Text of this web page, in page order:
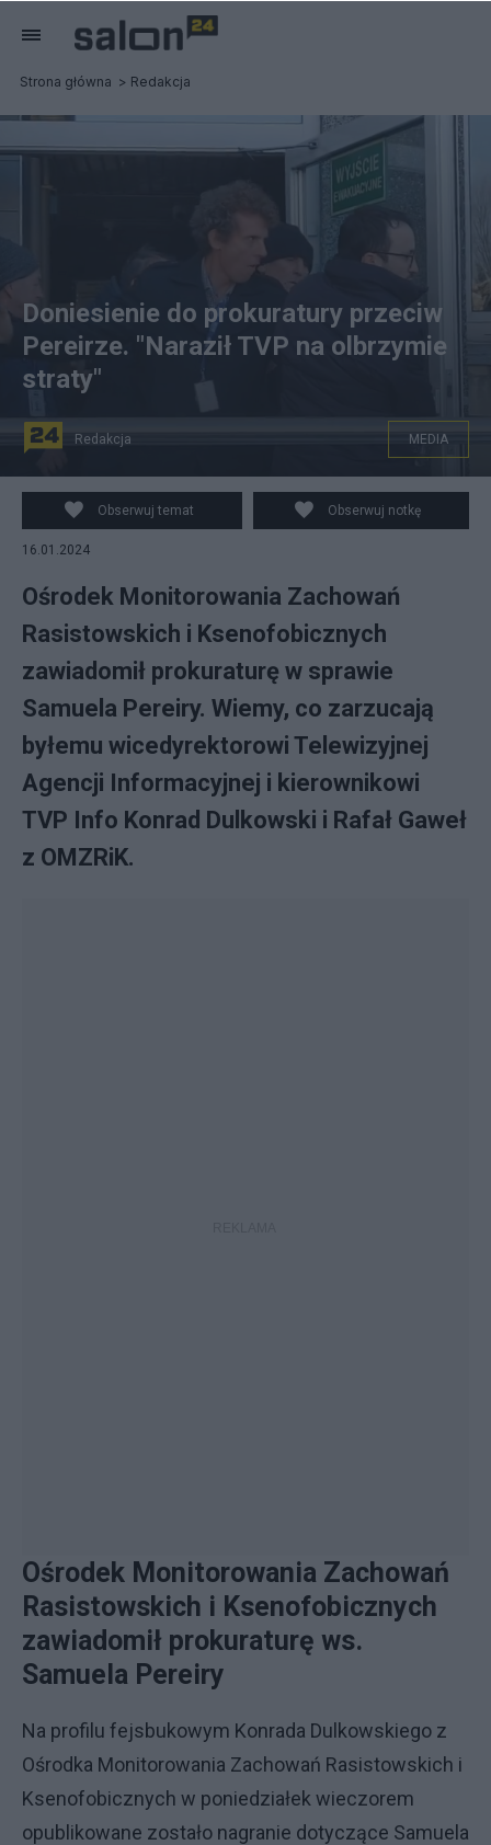
Strona główna Redakcja
Ośrodek Monitorowania Zachowań Rasistowskich i
Ksenofobicznych zawiadomił prokuraturę w sprawie
Samuela Pereiry. Screen: X
Doniesienie do prokuratury przeciw
Pereirze. "Naraził TVP na olbrzymie
straty"
Redakcja MEDIA
Obserwuj temat Obserwuj notkę
16.01.2024
Ośrodek Monitorowania Zachowań
Rasistowskich i Ksenofobicznych
zawiadomił prokuraturę w sprawie
Samuela Pereiry. Wiemy, co zarzucają
byłemu wicedyrektorowi Telewizyjnej
Agencji Informacyjnej i kierownikowi
TVP Info Konrad Dulkowski i Rafał Gaweł
z OMZRiK.
Ośrodek Monitorowania Zachowań
Rasistowskich i Ksenofobicznych
zawiadomił prokuraturę ws.
Samuela Pereiry
Na profilu fejsbukowym Konrada Dulkowskiego z
Ośrodka Monitorowania Zachowań Rasistowskich i
Ksenofobicznych w poniedziałek wieczorem
opublikowane zostało nagranie dotyczące Samuela